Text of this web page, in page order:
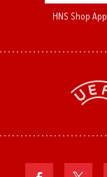
HNS Shop App